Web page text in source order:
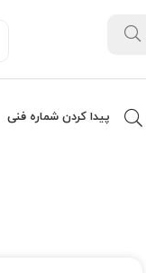
پیدا کردن شماره فنی